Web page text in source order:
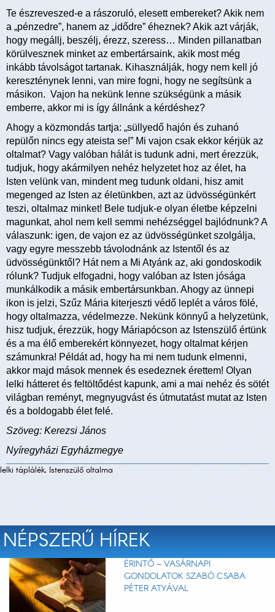
Te észreveszed-e a rászoruló, elesett embereket? Akik nem
a „pénzedre”, hanem az „idődre” éheznek? Akik azt várják,
hogy megállj, beszélj, érezz, szeress… Minden pillanatban
körülvesznek minket az embertársaink, akik most még
inkább távolságot tartanak. Kihasználják, hogy nem kell jó
kereszténynek lenni, van mire fogni, hogy ne segítsünk a
másikon. Vajon ha nekünk lenne szükségünk a másik
emberre, akkor mi is így állnánk a kérdéshez?
Ahogy a közmondás tartja: „süllyedő hajón és zuhanó
repülőn nincs egy ateista se!” Mi vajon csak ekkor kérjük az
oltalmat? Vagy valóban hálát is tudunk adni, mert érezzük,
tudjuk, hogy akármilyen nehéz helyzetet hoz az élet, ha
Isten velünk van, mindent meg tudunk oldani, hisz amit
megenged az Isten az életünkben, azt az üdvösségünkért
teszi, oltalmaz minket! Bele tudjuk-e olyan életbe képzelni
magunkat, ahol nem kell semmi nehézséggel bajlódnunk? A
válaszunk: igen, de vajon ez az üdvösségünket szolgálja,
vagy egyre messzebb távolodnánk az Istentől és az
üdvösségünktől? Hát nem a Mi Atyánk az, aki gondoskodik
rólunk? Tudjuk elfogadni, hogy valóban az Isten jósága
munkálkodik a másik embertársunkban. Ahogy az ünnepi
ikon is jelzi, Szűz Mária kiterjeszti védő leplét a város fölé,
hogy oltalmazza, védelmezze. Nekünk könnyű a helyzetünk,
hisz tudjuk, érezzük, hogy Máriapócson az Istenszülő értünk
és a ma élő emberekért könnyezet, hogy oltalmat kérjen
számunkra! Példát ad, hogy ha mi nem tudunk elmenni,
akkor majd mások mennek és esedeznek érettem! Olyan
lelki hátteret és feltöltődést kapunk, ami a mai nehéz és sötét
világban reményt, megnyugvást és útmutatást mutat az Isten
és a boldogabb élet felé.
Szöveg: Kerezsi János
Nyíregyházi Egyházmegye
lelki táplálék, Istenszülő oltalma
NÉPSZERŰ HÍREK
ÉRINTŐ – VASÁRNAPI
GONDOLATOK SZABÓ CSABA
PÉTER ATYÁVAL